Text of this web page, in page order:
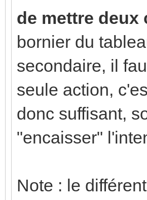
de mettre
bornier du
secondaire, il
seule action,
donc suffisant,
"encaisser"
Note : le